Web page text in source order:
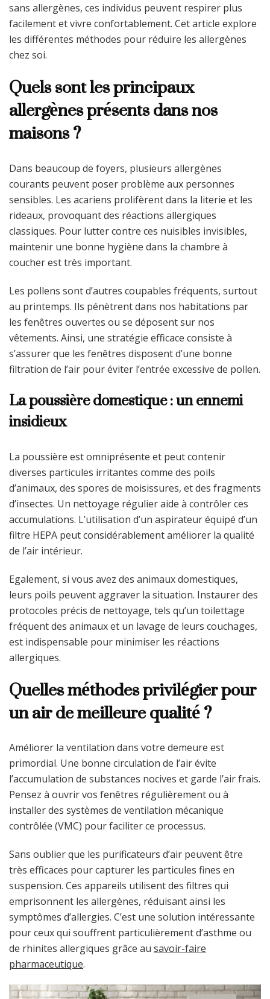
sans allergènes, ces individus peuvent respirer plus
facilement et vivre confortablement. Cet article explore
les différentes méthodes pour réduire les allergènes
chez soi.
Quels sont les principaux
allergènes présents dans nos
maisons ?
Dans beaucoup de foyers, plusieurs allergènes
courants peuvent poser problème aux personnes
sensibles. Les acariens prolifèrent dans la literie et les
rideaux, provoquant des réactions allergiques
classiques. Pour lutter contre ces nuisibles invisibles,
maintenir une bonne hygiène dans la chambre à
coucher est très important.
Les pollens sont d’autres coupables fréquents, surtout
au printemps. Ils pénètrent dans nos habitations par
les fenêtres ouvertes ou se déposent sur nos
vêtements. Ainsi, une stratégie efficace consiste à
s’assurer que les fenêtres disposent d’une bonne
filtration de l’air pour éviter l’entrée excessive de pollen.
La poussière domestique : un ennemi
insidieux
La poussière est omniprésente et peut contenir
diverses particules irritantes comme des poils
d’animaux, des spores de moisissures, et des fragments
d’insectes. Un nettoyage régulier aide à contrôler ces
accumulations. L’utilisation d’un aspirateur équipé d’un
filtre HEPA peut considérablement améliorer la qualité
de l’air intérieur.
Egalement, si vous avez des animaux domestiques,
leurs poils peuvent aggraver la situation. Instaurer des
protocoles précis de nettoyage, tels qu’un toilettage
fréquent des animaux et un lavage de leurs couchages,
est indispensable pour minimiser les réactions
allergiques.
Quelles méthodes privilégier pour
un air de meilleure qualité ?
Améliorer la ventilation dans votre demeure est
primordial. Une bonne circulation de l’air évite
l’accumulation de substances nocives et garde l’air frais.
Pensez à ouvrir vos fenêtres régulièrement ou à
installer des systèmes de ventilation mécanique
contrôlée (VMC) pour faciliter ce processus.
Sans oublier que les purificateurs d’air peuvent être
très efficaces pour capturer les particules fines en
suspension. Ces appareils utilisent des filtres qui
emprisonnent les allergènes, réduisant ainsi les
symptômes d’allergies. C’est une solution intéressante
pour ceux qui souffrent particulièrement d’asthme ou
de rhinites allergiques grâce au savoir-faire
pharmaceutique.